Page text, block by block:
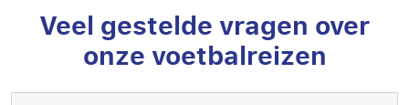
Veel gestelde vragen over
onze voetbalreizen